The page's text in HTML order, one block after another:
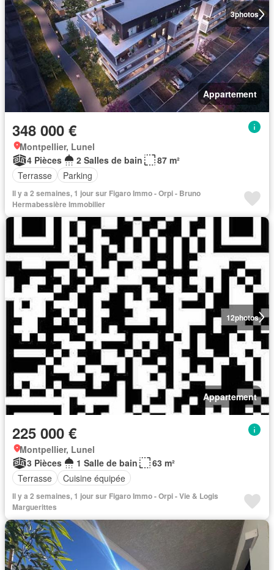
3photos
Appartement
348 000 €
Montpellier, Lunel
4 Pièces
2 Salles de bain
87 m²
Terrasse
Parking
Il y a 2 semaines, 1 jour sur Figaro Immo - Orpi - Bruno
Hermabessière Immobilier
12photos
Appartement
225 000 €
Montpellier, Lunel
3 Pièces
1 Salle de bain
63 m²
Terrasse
Cuisine équipée
Il y a 2 semaines, 1 jour sur Figaro Immo - Orpi - Vie & Logis
Marguerittes